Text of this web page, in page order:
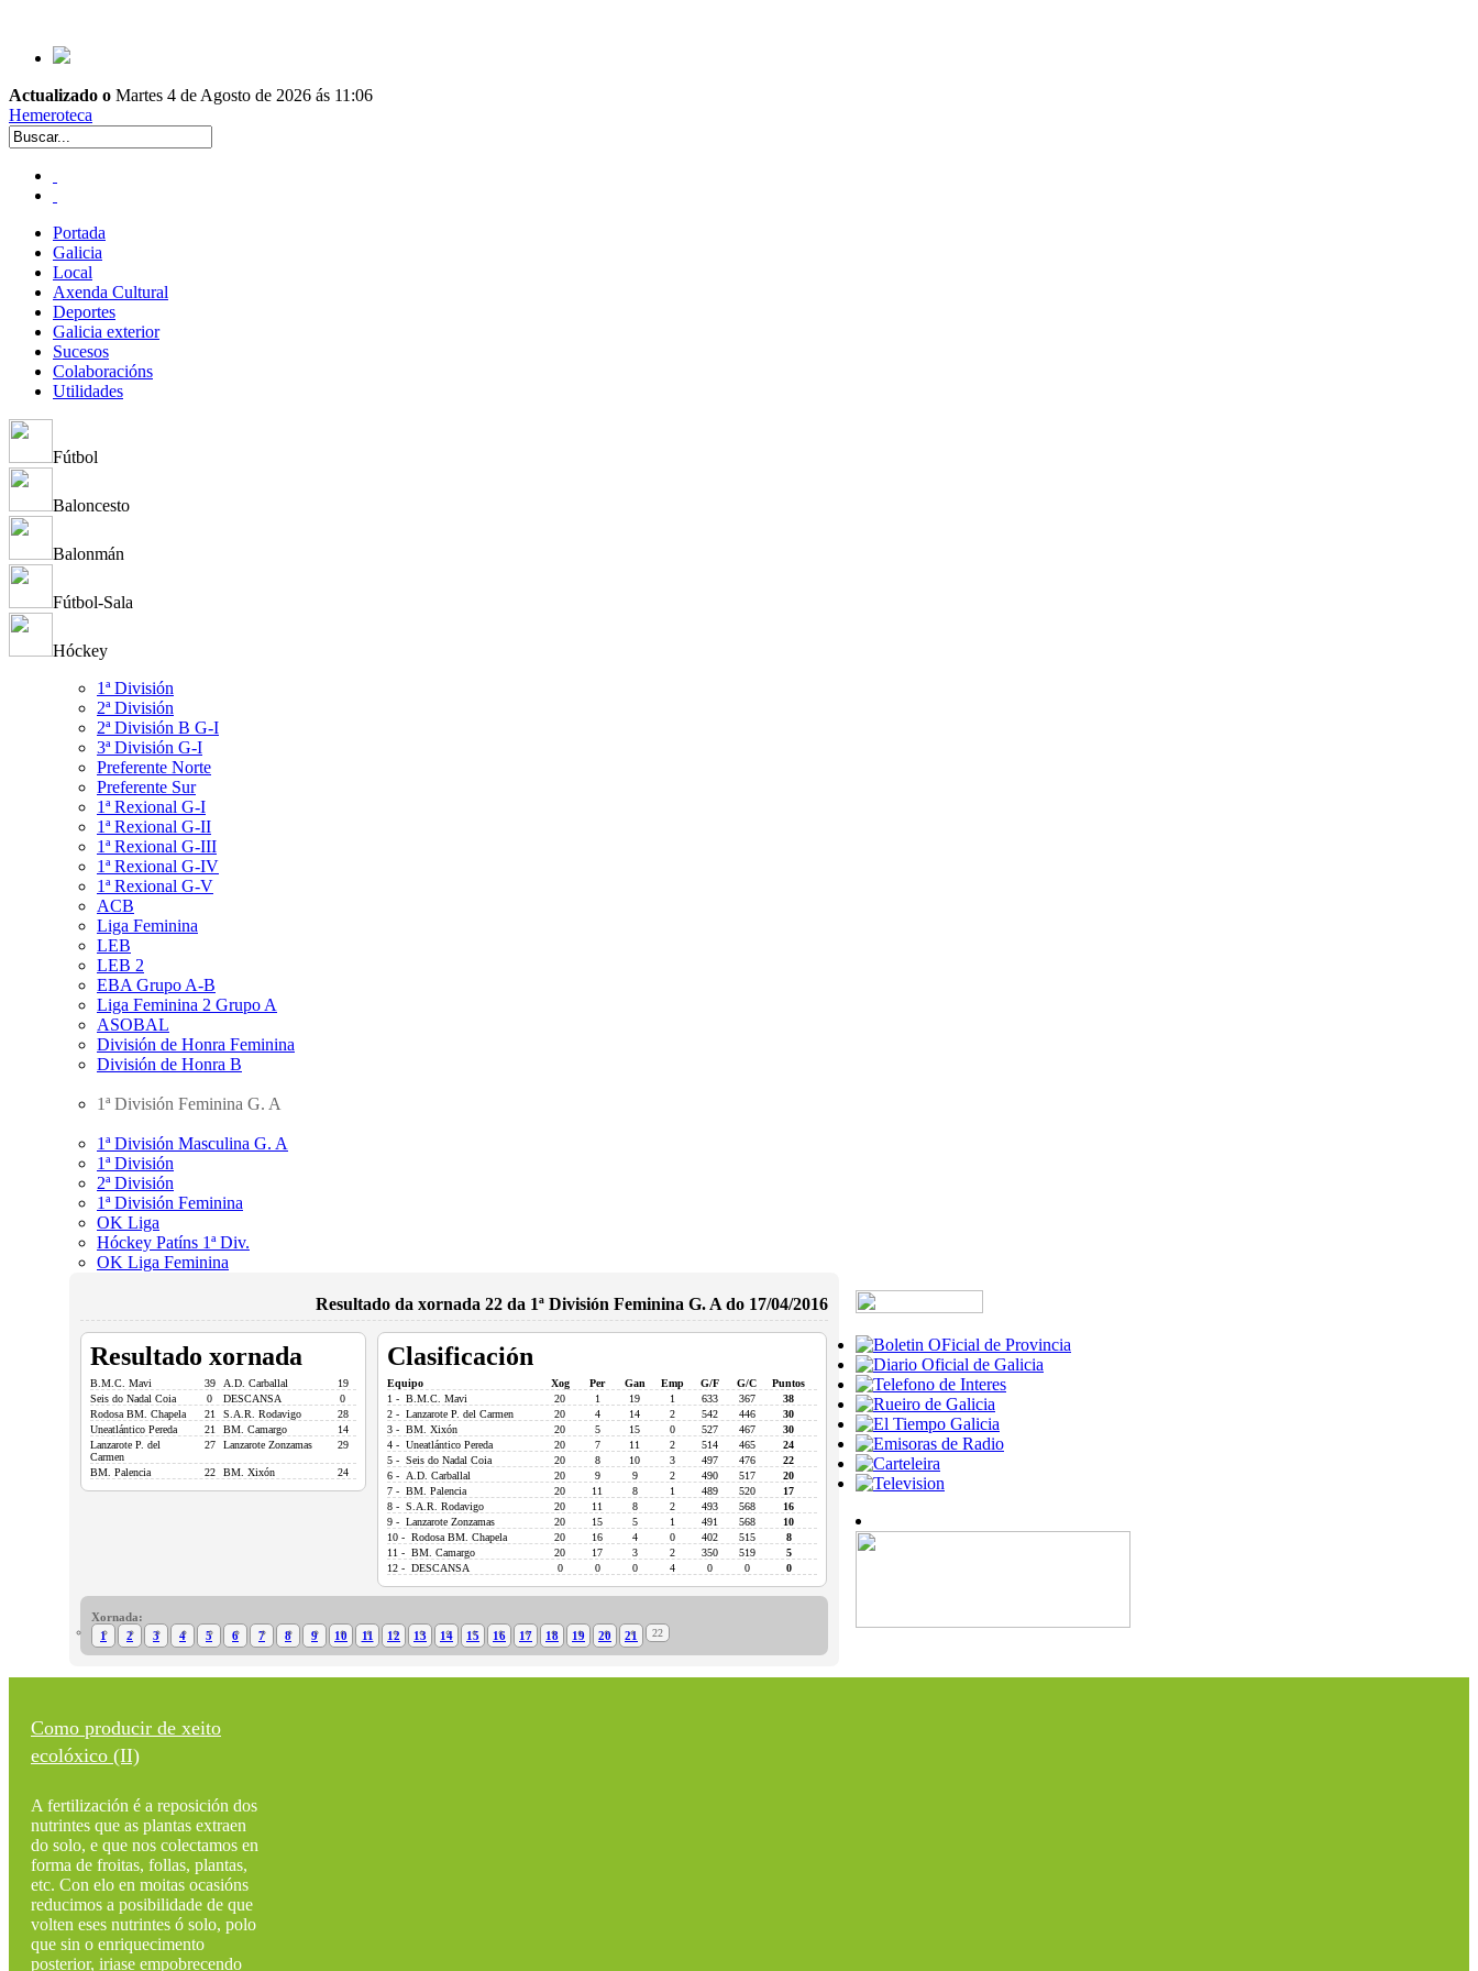
Actualizado o Martes 4 de Agosto de 2026 ás 11:06
Hemeroteca
Portada
Galicia
Local
Axenda Cultural
Deportes
Galicia exterior
Sucesos
Colaboracións
Utilidades
Fútbol
Baloncesto
Balonmán
Fútbol-Sala
Hóckey
1ª División
2ª División
2ª División B G-I
3ª División G-I
Preferente Norte
Preferente Sur
1ª Rexional G-I
1ª Rexional G-II
1ª Rexional G-III
1ª Rexional G-IV
1ª Rexional G-V
ACB
Liga Feminina
LEB
LEB 2
EBA Grupo A-B
Liga Feminina 2 Grupo A
ASOBAL
División de Honra Feminina
División de Honra B
1ª División Feminina G. A
1ª División Masculina G. A
1ª División
2ª División
1ª División Feminina
OK Liga
Hóckey Patíns 1ª Div.
OK Liga Feminina
Resultado da xornada 22 da 1ª División Feminina G. A do 17/04/2016
Resultado xornada
B.M.C. Mavi 39 A.D. Carballal
19
Seis do Nadal Coia
0 DESCANSA
0
Rodosa BM. Chapela
21 S.A.R. Rodavigo
28
Uneatlántico Pereda
21 BM. Camargo
14
Lanzarote P. del
Carmen
27 Lanzarote Zonzamas 29
BM. Palencia 22 BM. Xixón 24
Clasificación
Equipo Xog Per Gan Emp G/F G/C
Puntos
1 - B.M.C. Mavi
20 1 19 1 633 367
38
2 - Lanzarote P. del Carmen
20 4 14 2 542 446
30
3 - BM. Xixón
20 5 15 0 527 467
30
4 - Uneatlántico Pereda
20 7 11 2 514 465
24
5 - Seis do Nadal Coia
20 8 10 3 497 476
22
6 - A.D. Carballal
20 9 9 2 490 517
20
7 - BM. Palencia
20 11 8 1 489 520
17
8 - S.A.R. Rodavigo
20 11 8 2 493 568
16
9 - Lanzarote Zonzamas
20 15 5 1 491 568
10
10 - Rodosa BM. Chapela
20 16 4 0 402 515
8
11 - BM. Camargo
20 17 3 2 350 519
5
12 - DESCANSA
0 0 0 4 0 0 0
Xornada:
1
2 3 4 5 6 7 8 9 10 11 12 13 14 15 16 17 18 19 20 21 22
Como producir de xeito
ecolóxico (II)
A fertilización é a reposición dos
nutrintes que as plantas extraen
do solo, e que nos colectamos en
forma de froitas, follas, plantas,
etc. Con elo en moitas ocasións
reducimos a posibilidade de que
volten eses nutrintes ó solo, polo
que sin o enriquecimento
posterior, iriase empobrecendo